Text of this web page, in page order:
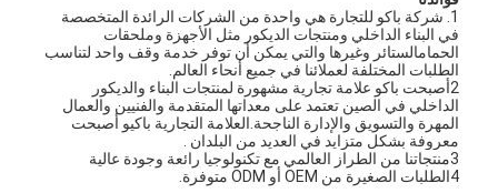
1. شركة باكو للتجارة هي واحدة من الشركات الرائدة المتخصصة
في البناء الداخلي ومنتجات الديكور مثل الأجهزة وملحقات
الحمامالستائر وغيرها والتي يمكن أن توفر خدمة وقف واحد لتناسب
الطلبات المختلفة لعملائنا في جميع أنحاء العالم.
2أصبحت باكو علامة تجارية مشهورة لمنتجات البناء والديكور
الداخلي في الصين تعتمد على معداتها المتقدمة والفنيين والعمال
المهرة والتسويق والإدارة الناجحة.العلامة التجارية باكيو أصبحت
معروفة بشكل متزايد في العديد من البلدان .
3منتجاتنا من الطراز العالمي مع تكنولوجيا رائعة وجودة عالية
4الطلبات الصغيرة من OEM أو ODM متوفرة.